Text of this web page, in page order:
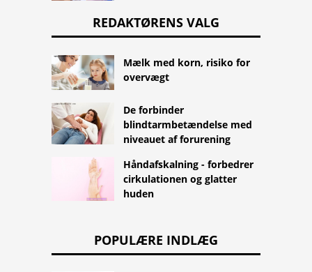
REDAKTØRENS VALG
Mælk med korn, risiko for
overvægt
De forbinder
blindtarmbetændelse med
niveauet af forurening
Håndafskalning - forbedrer
cirkulationen og glatter
huden
POPULÆRE INDLÆG